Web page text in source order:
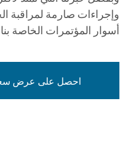
وإجراءات صارمة لمراقبة
أسوار المؤتمرات الخاصة
احصل على عرض